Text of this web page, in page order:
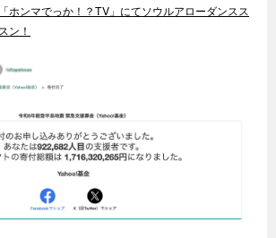
ホンマでっか！？TV」にてソウルアローダンスス
ン！